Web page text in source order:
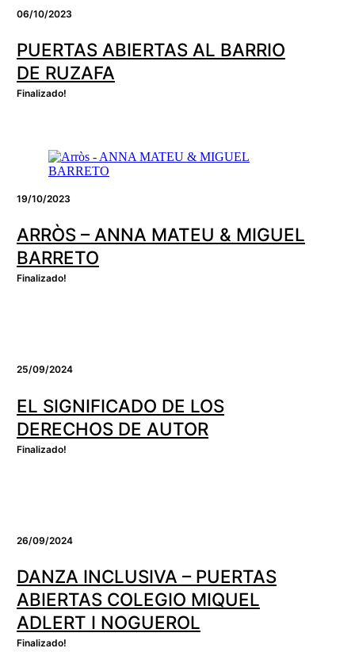
06/10/2023
PUERTAS ABIERTAS AL BARRIO
DE RUZAFA
Finalizado!
19/10/2023
ARRÒS – ANNA MATEU & MIGUEL
BARRETO
Finalizado!
25/09/2024
EL SIGNIFICADO DE LOS
DERECHOS DE AUTOR
Finalizado!
26/09/2024
DANZA INCLUSIVA – PUERTAS
ABIERTAS COLEGIO MIQUEL
ADLERT I NOGUEROL
Finalizado!